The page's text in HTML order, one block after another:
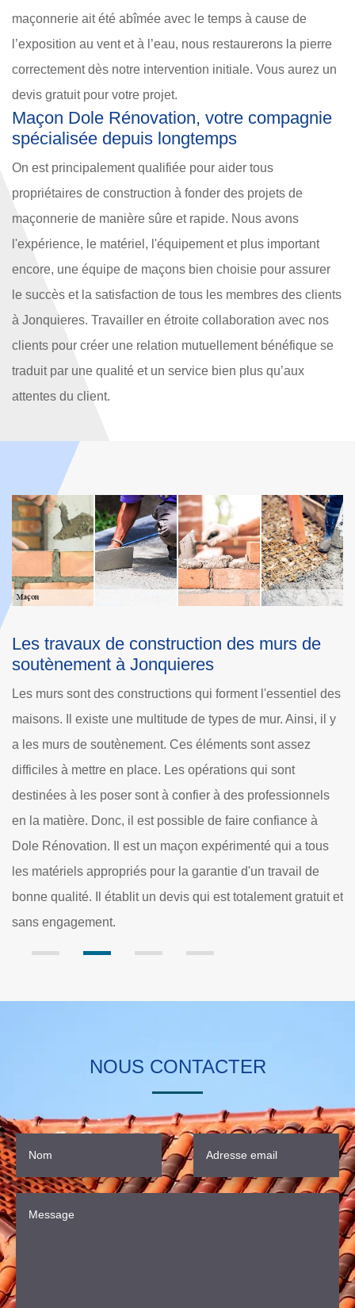
maçonnerie ait été abîmée avec le temps à cause de
l’exposition au vent et à l’eau, nous restaurerons la pierre
correctement dès notre intervention initiale. Vous aurez un
devis gratuit pour votre projet.
Maçon Dole Rénovation, votre compagnie
spécialisée depuis longtemps
On est principalement qualifiée pour aider tous
propriétaires de construction à fonder des projets de
maçonnerie de manière sûre et rapide. Nous avons
l'expérience, le matériel, l'équipement et plus important
encore, une équipe de maçons bien choisie pour assurer
le succès et la satisfaction de tous les membres des clients
à Jonquieres. Travailler en étroite collaboration avec nos
clients pour créer une relation mutuellement bénéfique se
traduit par une qualité et un service bien plus qu’aux
attentes du client.
et
Service notre artisan maçon à Jonquieres
Nous nous engageons à concevoir des partenariats
fructueux formés par une excellence dans notre métier, un
leadership de qualité ainsi qu’un entretien de relations
persistantes et attenantes. Si vous avez un projet de
maçonnerie à confier à Dole Rénovation, n’hésitez pas de
nous appeler. Nous avons de bons maçons qui réaliseront
bien les travaux. Si vous avez besoin d’un devis, vous en
aurez. En ligne ou à notre bureau, c’est gratuit et sans
engagement. Vous ne serez pas déçu de nos prestations.
NOUS CONTACTER